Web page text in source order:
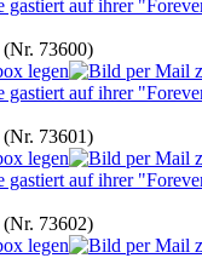
(Nr. 73600)
(Nr. 73601)
(Nr. 73602)